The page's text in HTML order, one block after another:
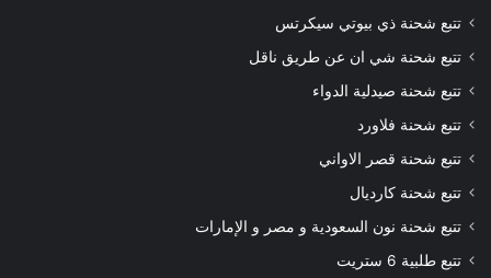
تتبع شحنة ذي بيوتي سيكرتس
تتبع شحنة شي ان عن طريق ناقل
تتبع شحنة صيدلية الدواء
تتبع شحنة فلاورد
تتبع شحنة قصر الاواني
تتبع شحنة كارديال
تتبع شحنة نون السعودية و مصر و الإمارات
تتبع طلبية 6 ستريت